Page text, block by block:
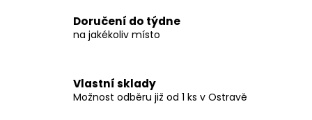
k
y
p
i
s
Doručení do týdne
na jakékoliv místo
Vlastní sklady
Možnost odběru již od 1 ks v Ostravě